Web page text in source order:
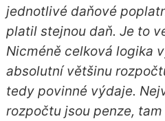
jednotlivé daňové
platil stejnou daň. Je to
Nicméně celková logika
absolutní většinu
tedy povinné výdaje.
rozpočtu jsou penze,